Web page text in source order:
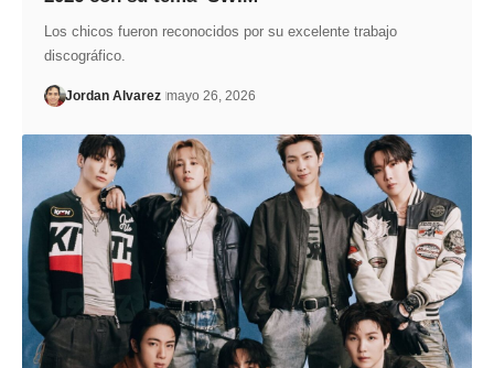
Los chicos fueron reconocidos por su excelente trabajo
discográfico.
Jordan Alvarez mayo 26, 2026